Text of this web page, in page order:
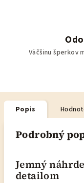
Väčšinu šperkov
Popis
Podrobný
Jemný
detailom